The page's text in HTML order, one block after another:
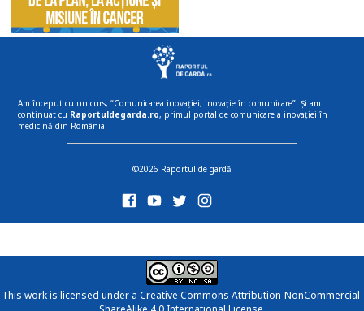
Am început cu un curs, “Comunicarea inovației, inovație în comunicare”. Și am
continuat cu Raportuldegarda.ro, primul portal de comunicare a inovației în
medicină din România.
©2026 Raportul de gardă
This work is licensed under a Creative Commons Attribution-NonCommercial-